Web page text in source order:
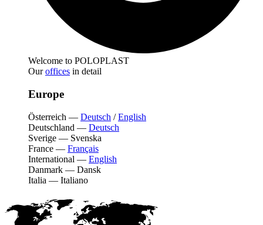
Welcome to POLOPLAST
Ouroffices in detail
Europe
Österreich — Deutsch /English
Deutschland — Deutsch
Sverige — Svenska
France — Français
International — English
Danmark — Dansk
Italia — Italiano